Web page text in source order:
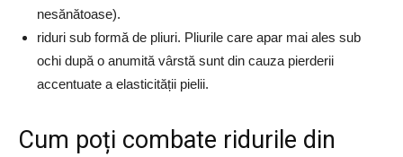
nesănătoase).
riduri sub formă de pliuri. Pliurile care apar mai ales sub
ochi după o anumită vârstă sunt din cauza pierderii
accentuate a elasticității pielii.
Cum poți combate ridurile din